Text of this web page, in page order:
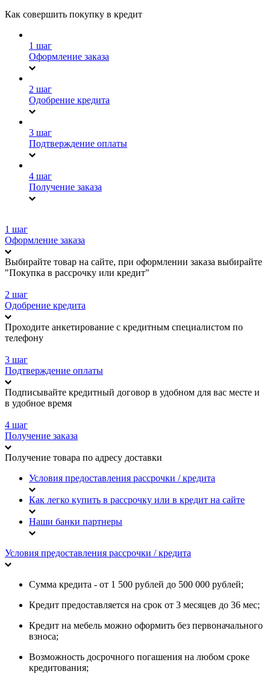
Как совершить покупку в кредит
1 шаг
Оформление заказа
2 шаг
Одобрение кредита
3 шаг
Подтверждение оплаты
4 шаг
Получение заказа
1 шаг
Оформление заказа
Выбирайте товар на сайте, при оформлении заказа выбирайте
"Покупка в рассрочку или кредит"
2 шаг
Одобрение кредита
Проходите анкетирование с кредитным специалистом по
телефону
3 шаг
Подтверждение оплаты
Подписывайте кредитный договор в удобном для вас месте и
в удобное время
4 шаг
Получение заказа
Получение товара по адресу доставки
Условия предоставления рассрочки / кредита
Как легко купить в рассрочку или в кредит на сайте
Наши банки партнеры
Условия предоставления рассрочки / кредита
Сумма кредита - от 1 500 рублей до 500 000 рублей;
Кредит предоставляется на срок от 3 месяцев до 36 мес;
Кредит на мебель можно оформить без первоначального
взноса;
Возможность досрочного погашения на любом сроке
кредитования;